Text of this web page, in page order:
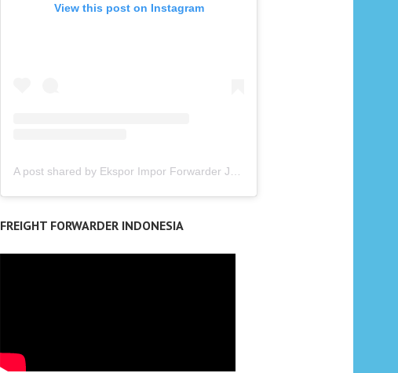
View this post on Instagram
FREIGHT FORWARDER INDONESIA